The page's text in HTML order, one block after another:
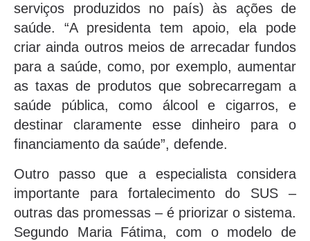
serviços produzidos no país) às ações de
saúde. “A presidenta tem apoio, ela pode
criar ainda outros meios de arrecadar fundos
para a saúde, como, por exemplo, aumentar
as taxas de produtos que sobrecarregam a
saúde pública, como álcool e cigarros, e
destinar claramente esse dinheiro para o
financiamento da saúde”, defende.
Outro passo que a especialista considera
importante para fortalecimento do SUS –
outras das promessas – é priorizar o sistema.
Segundo Maria Fátima, com o modelo de